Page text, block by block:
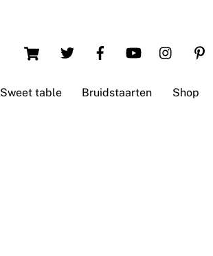
Cart
Sweet table Bruidstaarten Shop